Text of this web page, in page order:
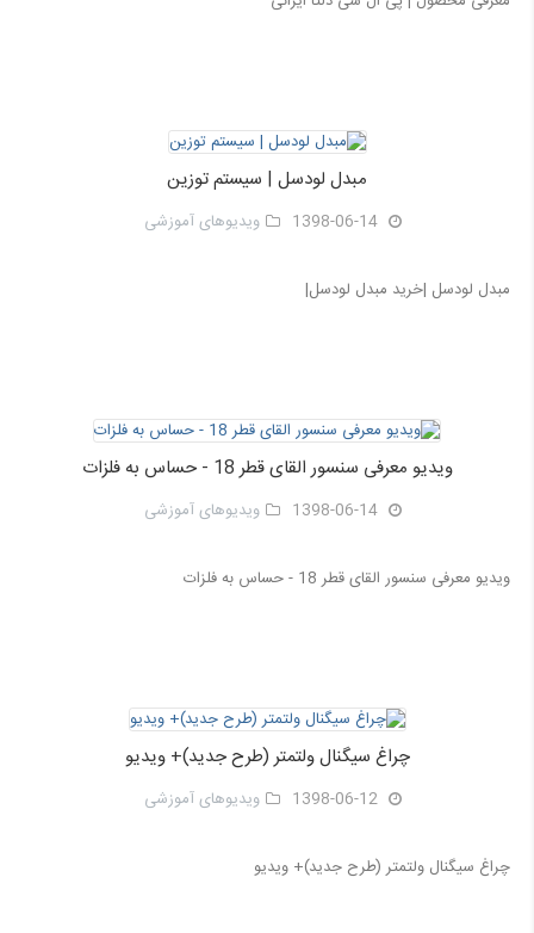
مبدل لودسل | سیستم توزین
ویدیوهای آموزشی
مبدل لودسل |خرید مبدل لودسل|
ویدیو معرفی سنسور القای قطر 18 - حساس به فلزات
ویدیوهای آموزشی
ویدیو معرفی سنسور القای قطر 18 - حساس به فلزات
چراغ سیگنال ولتمتر (طرح جدید)+ ویدیو
ویدیوهای آموزشی
چراغ سیگنال ولتمتر (طرح جدید)+ ویدیو